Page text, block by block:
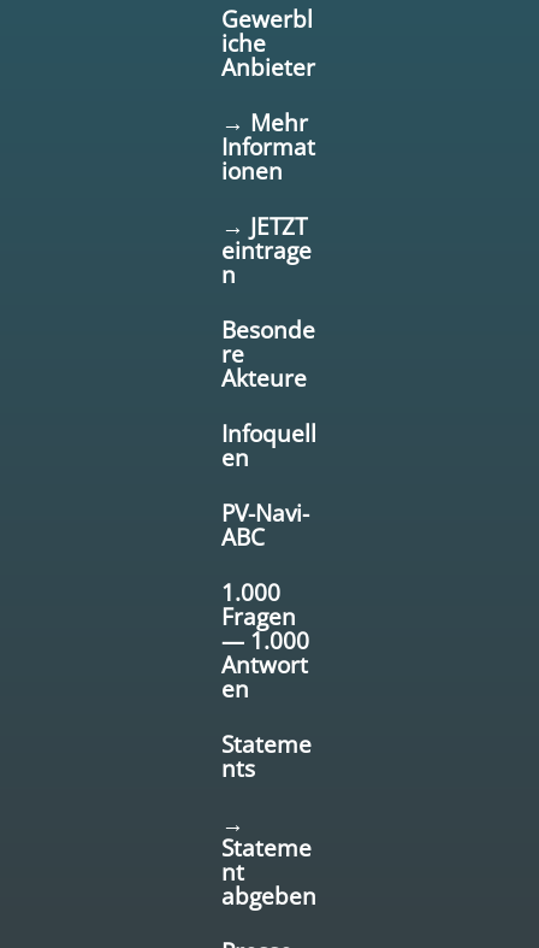
Gewerbl
iche
Anbieter
→ Mehr
Informat
ionen
→ JETZT
eintrage
n
Besonde
re
Akteure
Infoquell
en
PV-Navi-
ABC
1.000
Fragen
— 1.000
Antwort
en
Stateme
nts
→
Stateme
nt
abgeben